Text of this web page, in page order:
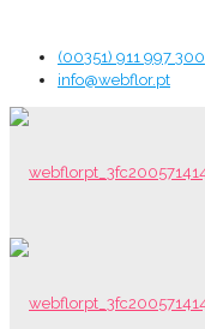
(00351) 911 997 300
info@webflor.pt